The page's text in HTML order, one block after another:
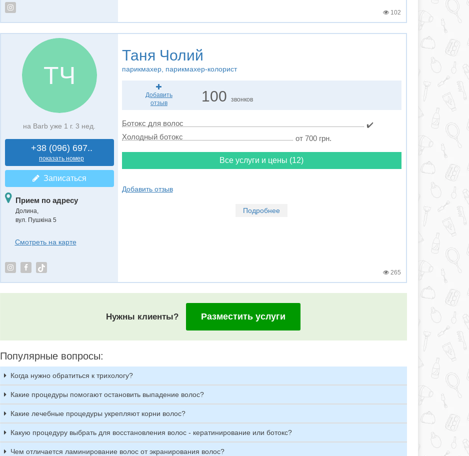
102
ТЧ
на Barb уже 1 г. 3 нед.
+38 (096) 697..
показать номер
Записаться
Прием по адресу
Долина,
вул. Пушкіна 5
Смотреть на карте
Таня Чолий
парикмахер, парикмахер-колорист
Добавить
отзыв
100звонков
Ботокс для волос
✔️
Холодный ботокс
от 700 грн.
Все услуги и цены (12)
Добавить отзыв
Подробнее
265
Нужны клиенты? Разместить услуги
Популярные вопросы:
Когда нужно обратиться к трихологу?
Какие процедуры помогают остановить выпадение волос?
Какие лечебные процедуры укрепляют корни волос?
Какую процедуру выбрать для восстановления волос - кератинирование или ботокс?
Чем отличается ламинирование волос от экранирования волос?